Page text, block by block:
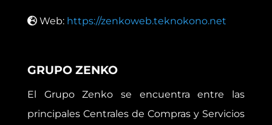
Web: https://zenkoweb.teknokono.net
GRUPO ZENKO
El Grupo Zenko se encuentra entre las
principales Centrales de Compras y Servicios